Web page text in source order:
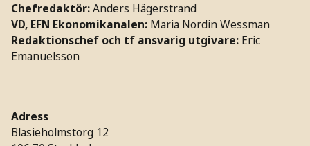
Chefredaktör:Anders Hägerstrand
VD, EFN Ekonomikanalen: Maria Nordin Wessman
Redaktionschef och tf ansvarig utgivare: Eric
Emanuelsson
Adress
Blasieholmstorg 12